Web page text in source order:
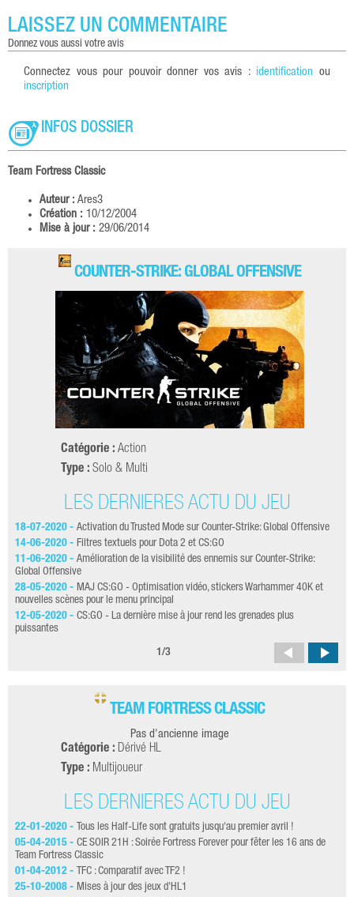
LAISSEZ UN COMMENTAIRE
donnez vous aussi votre avis
Connectez vous pour pouvoir donner vos avis : identification ou
inscription
INFOS DOSSIER
Team Fortress Classic
Auteur : Ares3
Création : 10/12/2004
Mise à jour : 29/06/2014
COUNTER-STRIKE: GLOBAL OFFENSIVE
Catégorie : Action
Type : Solo & Multi
LES DERNIÈRES ACTU DU JEU
18-07-2020 - Activation du Trusted Mode sur Counter-Strike: Global Offensive
14-06-2020 - Filtres textuels pour Dota 2 et CS:GO
11-06-2020 - Amélioration de la visibilité des ennemis sur Counter-Strike:
Global Offensive
28-05-2020 - MAJ CS:GO - Optimisation vidéo, stickers Warhammer 40K et
nouvelles scènes pour le menu principal
12-05-2020 - CS:GO - La dernière mise à jour rend les grenades plus
puissantes
1/3
TEAM FORTRESS CLASSIC
Pas d'ancienne image
Catégorie : Dérivé HL
Type : Multijoueur
LES DERNIÈRES ACTU DU JEU
22-01-2020 - Tous les Half-Life sont gratuits jusqu'au premier avril !
05-04-2015 - CE SOIR 21H : Soirée Fortress Forever pour fêter les 16 ans de
Team Fortress Classic
01-04-2012 - TFC : Comparatif avec TF2 !
25-10-2008 - Mises à jour des jeux d'HL1